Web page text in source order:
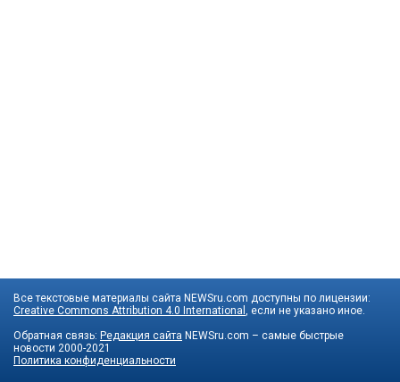
Все текстовые материалы сайта NEWSru.com доступны по лицензии:
Creative Commons Attribution 4.0 International
, если не указано иное.
Обратная связь: Редакция сайта NEWSru.com – самые быстрые
новости 2000-2021
Политика конфиденциальности